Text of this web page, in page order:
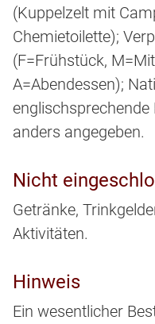
(Kuppelzelt mit
Chemietoilette);
(F=Frühstück,
A=Abendessen);
anders angegeben.
Nicht
Getränke,
Aktivitäten.
Hinweis
Ein wesentlicher